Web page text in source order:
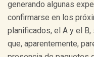
generando algunas
confirmarse en los
planificados, el A y el
que, aparentemente,